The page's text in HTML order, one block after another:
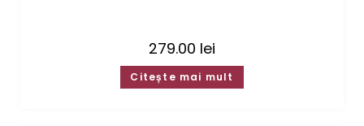
279.00 lei
Citește mai mult